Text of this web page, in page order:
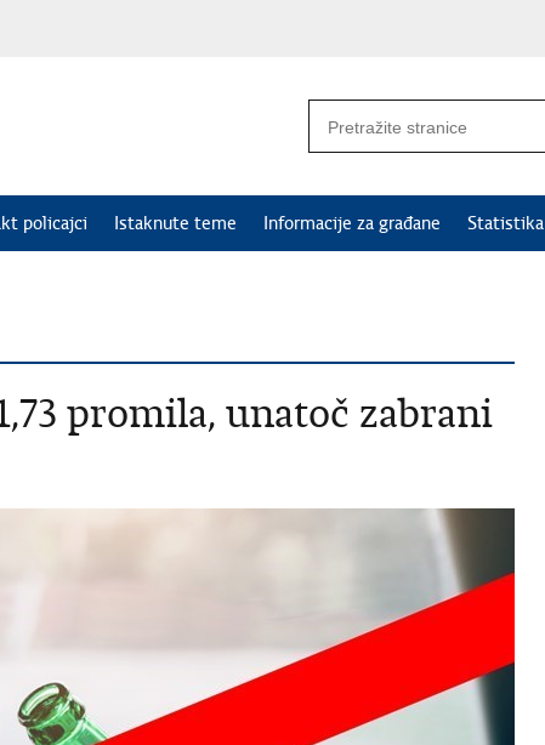
policajci Istaknute teme Informacije za građane Statistika
promila, unatoč zabrani